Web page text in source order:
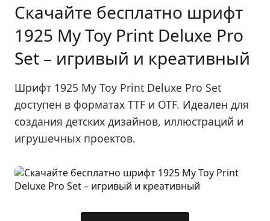
Скачайте бесплатно шрифт
1925 My Toy Print Deluxe Pro
Set – игривый и креативный
Шрифт 1925 My Toy Print Deluxe Pro Set
доступен в форматах TTF и OTF. Идеален для
создания детских дизайнов, иллюстраций и
игрушечных проектов.